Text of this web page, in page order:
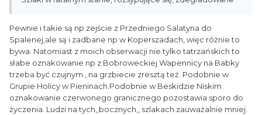
Pewnie i takie są np zejście z Przedniego Salatyna do
Spalenej,ale są i zadbane np w Koperszadach, więc różnie to
bywa. Natomiast z moich obserwacji nie tylko tatrzańskich to
słabe oznakowanie np z Bobroweckiej Wapennicy na Babky
trzeba być czujnym , na grzbiecie zresztą też. Podobnie w
Grupie Holicy w Pieninach.Podobnie w Beskidzie Niskim
oznakowanie czerwonego granicznego pozostawia sporo do
życzenia. Ludzi na tych,,bocznych,, szlakach zauważalnie mniej.